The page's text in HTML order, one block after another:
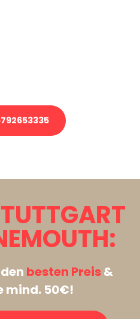
besten Preis&
mind. 50€!